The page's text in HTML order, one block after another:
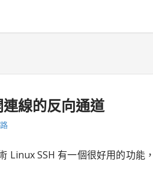
線的反向通道
Linux SSH 有一個很好用的功能，